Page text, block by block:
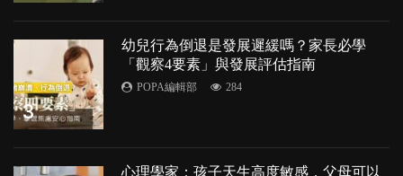
3
幼兒行為倒退是發展遲緩嗎？家長必學
「觀察4要素」與發展評估指南
POPA編輯部 284
心理學家：孩子天生高度敏感，父母可以